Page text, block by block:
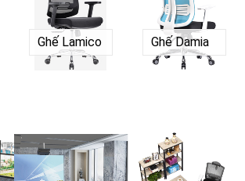
Ghế Lamico Ghế Damia